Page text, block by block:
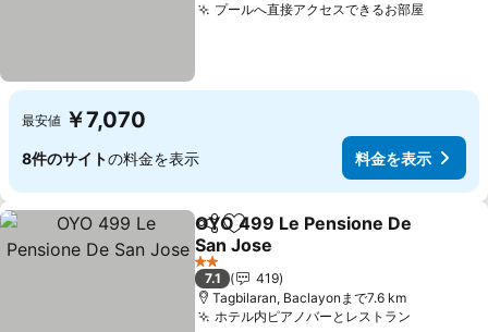
プールへ直接アクセスできるお部屋
最安値 ￥7,070
8件のサイトの料金を表示 料金を表示
シェアお気に入りに追加
OYO 499 Le Pensione De
San Jose
2 ホテルのランク
7.1
419
Tagbilaran, Baclayonまで7.6 km
ホテル内ピアノバーとレストラン